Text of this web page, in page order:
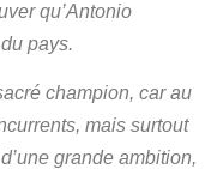
qu’Antonio
pays.
champion, car au
mais surtout
grande ambition,